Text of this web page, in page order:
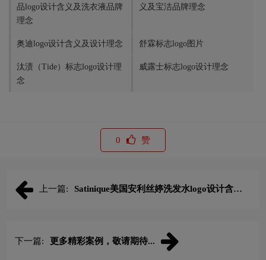
品logo设计含义及洗衣液品牌
理念
义及宝洁品牌理念
奥迪logo设计含义及设计理念 舒霖标志logo图片
汰渍（Tide）标志logo设计理
念
威露士标志logo设计理念
0 赞
上一篇:
Satinique美国安利丝婷洗发水logo设计含义
下一篇: 更多精彩案例，敬请期待...